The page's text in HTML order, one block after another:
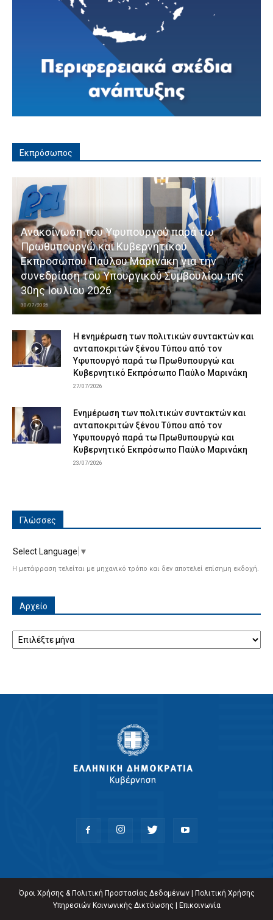
Εκπρόσωπος
Ανακοίνωση του Υφυπουργού παρά τω
Πρωθυπουργώ και Κυβερνητικού
Εκπροσώπου Παύλου Μαρινάκη για την
συνεδρίαση του Υπουργικού Συμβουλίου της
30ης Ιουλίου 2026
30/07/2026
Η ενημέρωση των πολιτικών συντακτών και
ανταποκριτών ξένου Τύπου από τον
Υφυπουργό παρά τω Πρωθυπουργώ και
Κυβερνητικό Εκπρόσωπο Παύλο Μαρινάκη
27/07/2026
Ενημέρωση των πολιτικών συντακτών και
ανταποκριτών ξένου Τύπου από τον
Υφυπουργό παρά τω Πρωθυπουργώ και
Κυβερνητικό Εκπρόσωπο Παύλο Μαρινάκη
23/07/2026
Γλώσσες
Select Language ▼
Η μετάφραση τελείται με μηχανικό τρόπο και δεν αποτελεί επίσημη εκδοχή.
Αρχείο
Όροι Χρήσης & Πολιτική Προστασίας Δεδομένων|
Πολιτική Χρήσης
Υπηρεσιών Κοινωνικής Δικτύωσης
Επικοινωνία